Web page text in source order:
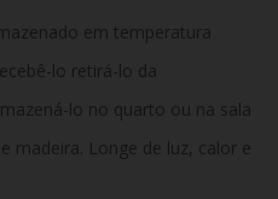
em temperatura
lo retirá-lo da
lo no quarto ou na sala
madeira. Longe de luz, calor e